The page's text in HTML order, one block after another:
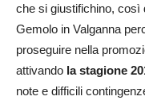
che si giustifichino, così
Gemolo in Valganna
proseguire nella
attivando la stagione
note e difficili